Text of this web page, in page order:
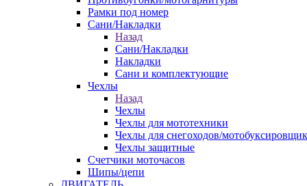
Рамки под номер
Сани/Накладки
Назад
Сани/Накладки
Накладки
Сани и комплектующие
Чехлы
Назад
Чехлы
Чехлы для мототехники
Чехлы для снегоходов/
Чехлы защитные
Счетчики моточасов
Шипы/цепи